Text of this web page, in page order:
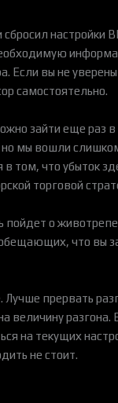
настройки
Если вы не
самостоятельно.
зайти еще раз
но мы вошли
том, что убыток
торговой
пойдет о
что вы
Лучше прервать
величину
на текущих
не стоит.